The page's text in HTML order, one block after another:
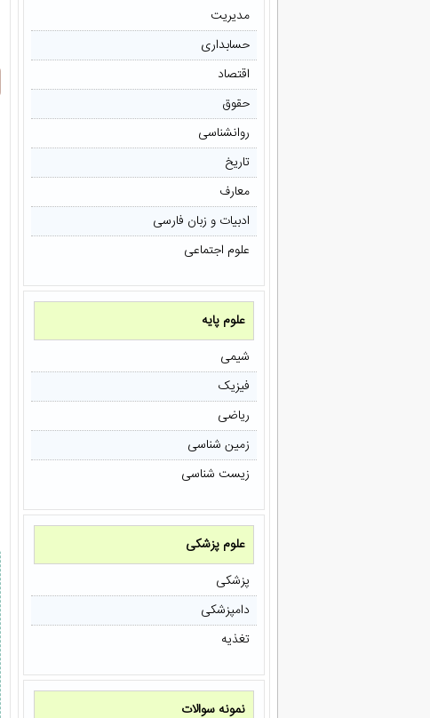
مدیریت
حسابداری
اقتصاد
حقوق
روانشناسی
تاریخ
معارف
ادبیات و زبان فارسی
علوم اجتماعی
علوم پایه
شیمی
فیزیک
ریاضی
زمین شناسی
زیست شناسی
علوم پزشکی
پزشکی
دامپزشکی
تغذیه
نمونه سوالات